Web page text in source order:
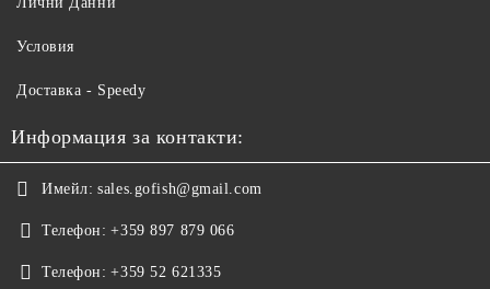
Условия
Доставка - Speedy
Информация за контакти:
Имейл: sales.gofish@gmail.com
Телефон: +359 897 879 066
Телефон: +359 52 621335